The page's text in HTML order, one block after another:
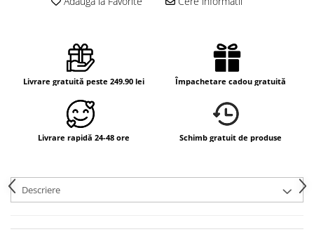
Livrare gratuită peste 249.90 lei Împachetare cadou gratuită
Livrare rapidă 24-48 ore Schimb gratuit de produse
Descriere